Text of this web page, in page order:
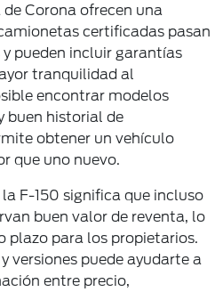
Corona ofrecen una
certificadas pasan
pueden incluir garantías
tranquilidad al
encontrar modelos
buen historial de
obtener un vehículo
que uno nuevo.
F-150 significa que incluso
buen valor de reventa, lo
plazo para los propietarios.
versiones puede ayudarte a
entre precio,